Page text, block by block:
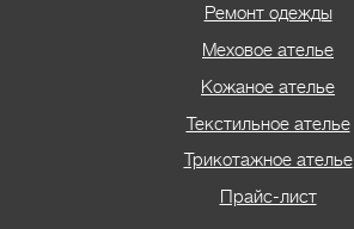
Ремонт одежды
Меховое ателье
Кожаное ателье
Текстильное ателье
Трикотажное ателье
Прайс-лист